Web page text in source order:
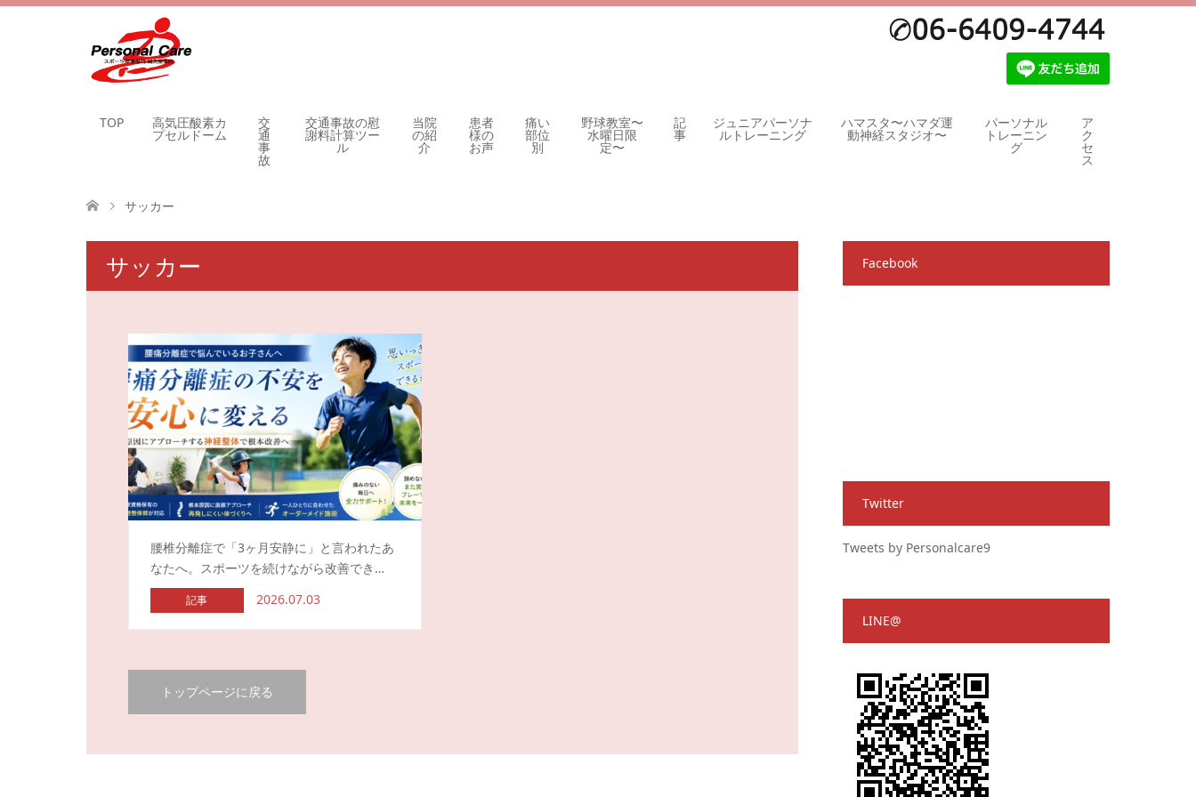
TOP 高気圧酸素カ
プセルドーム
交
通
事
故
交通事故の慰
謝料計算ツー
ル
当院
の紹
介
患者
様の
お声
痛い
部位
別
野球教室〜
水曜日限
定〜
記
事
ジュニアパーソナ
ルトレーニング
ハマスタ〜ハマダ運
動神経スタジオ〜
パーソナル
トレーニン
グ
ア
ク
セ
ス
サッカー
サッカー
腰椎分離症で「3ヶ月安静に」と言われたあ
なたへ。スポーツを続けながら改善でき…
記事 2026.07.03
トップページに戻る
Facebook
Twitter
Tweets by Personalcare9
LINE@